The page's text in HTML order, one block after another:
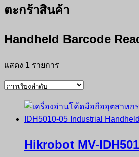
ตะกร้าสินค้า
Handheld Barcode
แสดง 1 รายการ
Hikrobot MV-